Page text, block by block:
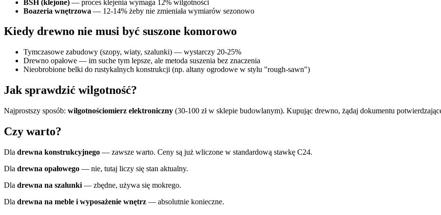
BSH (klejone) — proces klejenia wymaga 12% wilgotności
Boazeria wnętrzowa — 12-14% żeby nie zmieniała wymiarów sezonowo
Kiedy drewno nie musi być suszone komorowo
Tymczasowe zabudowy (szopy, wiaty, szalunki) — wystarczy 20-25%
Drewno opałowe — im suche tym lepsze, ale metoda suszenia bez znaczenia
Nieobrobione belki do rustykalnych konstrukcji (np. altany ogrodowe w stylu "rough-sawn")
Jak sprawdzić wilgotność?
Najprostszy sposób: wilgotnościomierz elektroniczny (30-100 zł w sklepie budowlanym). Kupując drewno, żądaj dokumentu
Czy warto?
Dla drewna konstrukcyjnego — zawsze warto. Ceny są już wliczone w standardową stawkę C24.
Dla drewna opałowego — nie, tutaj liczy się stan aktualny.
Dla drewna na szalunki — zbędne, używa się mokrego.
Dla drewna na meble i wyposażenie wnętrz — absolutnie konieczne.